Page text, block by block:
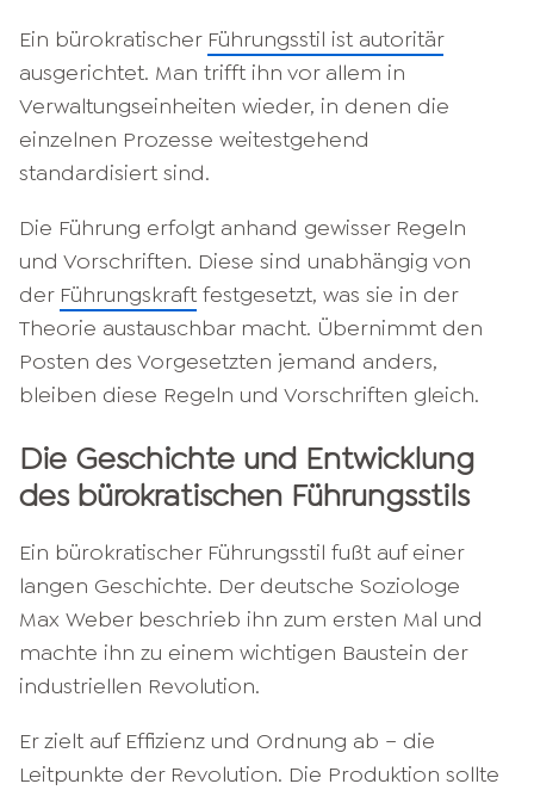
Ein bürokratischer Führungsstil ist autoritär
ausgerichtet. Man trifft ihn vor allem in
Verwaltungseinheiten wieder, in denen die
einzelnen Prozesse weitestgehend
standardisiert sind.
Die Führung erfolgt anhand gewisser Regeln
und Vorschriften. Diese sind unabhängig von
der Führungskraft festgesetzt, was sie in der
Theorie austauschbar macht. Übernimmt den
Posten des Vorgesetzten jemand anders,
bleiben diese Regeln und Vorschriften gleich.
Die Geschichte und Entwicklung
des bürokratischen Führungsstils
Ein bürokratischer Führungsstil fußt auf einer
langen Geschichte. Der deutsche Soziologe
Max Weber beschrieb ihn zum ersten Mal und
machte ihn zu einem wichtigen Baustein der
industriellen Revolution.
Er zielt auf Effizienz und Ordnung ab – die
Leitpunkte der Revolution. Die Produktion sollte